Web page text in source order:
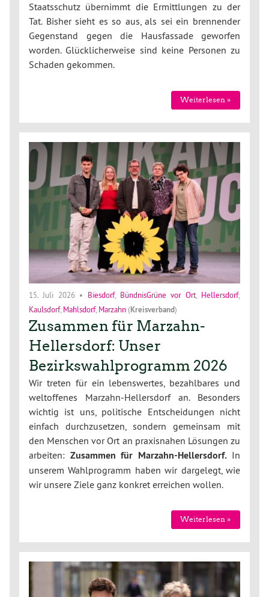
Staatsschutz übernimmt die Ermittlungen zu der
Tat. Bisher sieht es so aus, als sei ein brennender
Gegenstand gegen die Hausfassade geworfen
worden. Glücklicherweise sind keine Personen zu
Schaden gekommen.
Weiterlesen »
15. Juli 2026• Biesdorf, BündnisGrüne vor Ort, Hellersdorf,
Kaulsdorf, Mahlsdorf, Marzahn (Kreisverband)
Zusammen für Marzahn-
Hellersdorf: Unser
Bezirkswahlprogramm 2026
Wir treten für ein lebenswertes, bezahlbares und
weltoffenes Marzahn-Hellersdorf an. Besonders
wichtig ist uns, politische Entscheidungen nicht
einfach durchzusetzen, sondern gemeinsam mit
den Menschen vor Ort an praxisnahen Lösungen zu
arbeiten: Zusammen für Marzahn-Hellersdorf.In
unserem Wahlprogramm haben wir dargelegt, wie
wir unsere Ziele ganz konkret erreichen wollen.
Weiterlesen »